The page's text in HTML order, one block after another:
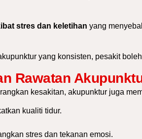
stres dan keletihan yang
yang konsisten, pesakit
Rawatan
kesakitan, akupunktur juga
kualiti tidur.
stres dan tekanan emosi.